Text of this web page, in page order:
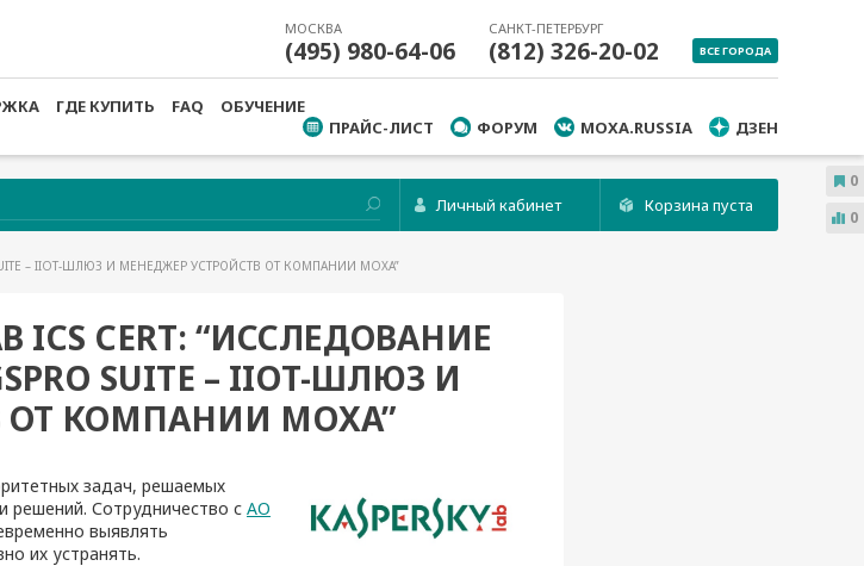
МОСКВА
(495) 980-64-06
САНКТ-ПЕТЕРБУРГ
(812) 326-20-02 ВСЕ ГОРОДА
ГДЕ КУПИТЬ FAQ
ОБУЧЕНИЕ
ПРАЙС-ЛИСТ
ФОРУМ MOXA.RUSSIA ДЗЕН
Личный кабинет Корзина пуста
– IIOT-ШЛЮЗ И МЕНЕДЖЕР УСТРОЙСТВ ОТ КОМПАНИИ MOXA”
ICS CERT: “ИССЛЕДОВАНИЕ
SUITE – IIOT-ШЛЮЗ И
КОМПАНИИ MOXA”
задач, решаемых
решений. Сотрудничество с АО
выявлять
их устранять.
0
0